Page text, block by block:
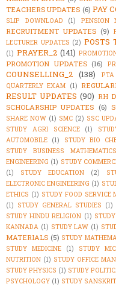
TEACHERS UPDATES (6) PAY
SLIP DOWNLOAD
(1) PENSION
RECRUITMENT UPDATES (9)
LECTURER UPDATES (2) POSTS
(1) PRAYER_2 (141)
PROMOTION UPDATES (16)
COUNSELLING_2 (138)
QUARTERLY EXAM (1)
RESULT UPDATES (90) RH
SCHOLARSHIP UPDATES (6)
SHARE NOW (1) SMC (2) SSC
STUDY AGRI SCIENCE
(1)
AUTOMOBILE (1) STUDY BIO
STUDY BUSINESS MATHEMATICS
ENGINEERING (1) STUDY
(1)
STUDY EDUCATION (2)
ELECTRONIC ENGINEERING (1)
ETHICS (1) STUDY FOOD SERVICE
(1) STUDY GENERAL STUDIES (1)
STUDY HINDU RELIGION (1)
KANNADA (1) STUDY LAW (1)
MATERIALS (5) STUDY
STUDY MEDICINE
(1) STUDY
NUTRITION (1) STUDY OFFICE
STUDY PHYSICS (1) STUDY
PSYCHOLOGY (1) STUDY SANSKRIT